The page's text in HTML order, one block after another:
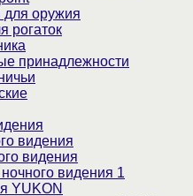
оружия
рогаток
принадлежности
видения
видения
видения 1
YUKON